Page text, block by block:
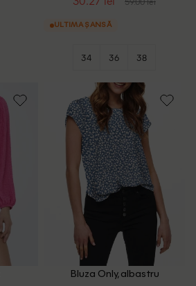
ULTIMA ȘANSĂ
34 36 38
Bluza Only, albastru